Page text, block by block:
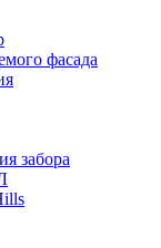
фасада
забора